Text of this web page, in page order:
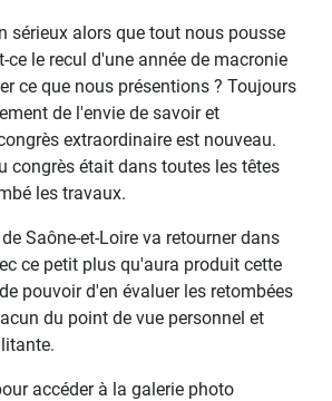
sérieux alors que tout nous pousse
ce le recul d'une année de macronie
ce que nous présentions ? Toujours
de l'envie de savoir et
extraordinaire est nouveau.
congrès était dans toutes les têtes
les travaux.
Saône-et-Loire va retourner dans
ce petit plus qu'aura produit cette
de pouvoir d'en évaluer les retombées
du point de vue personnel et
accéder à la galerie photo